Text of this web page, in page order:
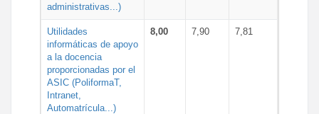
administrativas...)
Utilidades
informáticas de apoyo
a la docencia
proporcionadas por el
ASIC (PoliformaT,
Intranet,
Automatrícula...)
8,00 7,90 7,81